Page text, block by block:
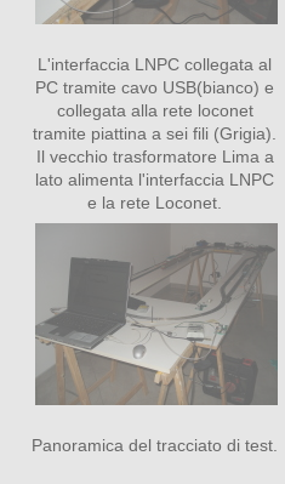
L'interfaccia LNPC collegata al
PC tramite cavo USB(bianco) e
collegata alla rete loconet
tramite piattina a sei fili (Grigia).
Il vecchio trasformatore Lima a
lato alimenta l'interfaccia LNPC
e la rete Loconet.
Panoramica del tracciato di test.